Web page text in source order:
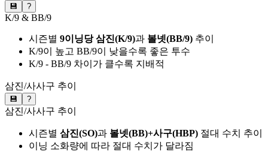
💾 ?
K/9 & BB/9
시즌별 9이닝당 삼진(K/9)과 볼넷(BB/9) 추이
K/9이 높고 BB/9이 낮을수록 좋은 투수
K/9 - BB/9 차이가 클수록 지배적
삼진/사사구 추이
💾 ?
삼진/사사구 추이
시즌별 삼진(SO)과 볼넷(BB)+사구(HBP) 절대 수치 추이
이닝 소화량에 따라 절대 수치가 달라짐